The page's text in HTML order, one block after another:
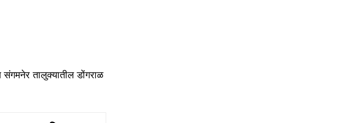
तालुक्यातील डोंगराळ